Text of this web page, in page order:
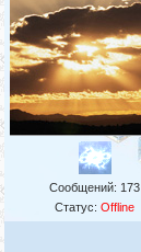
Сообщений: 173
Статус:Offline